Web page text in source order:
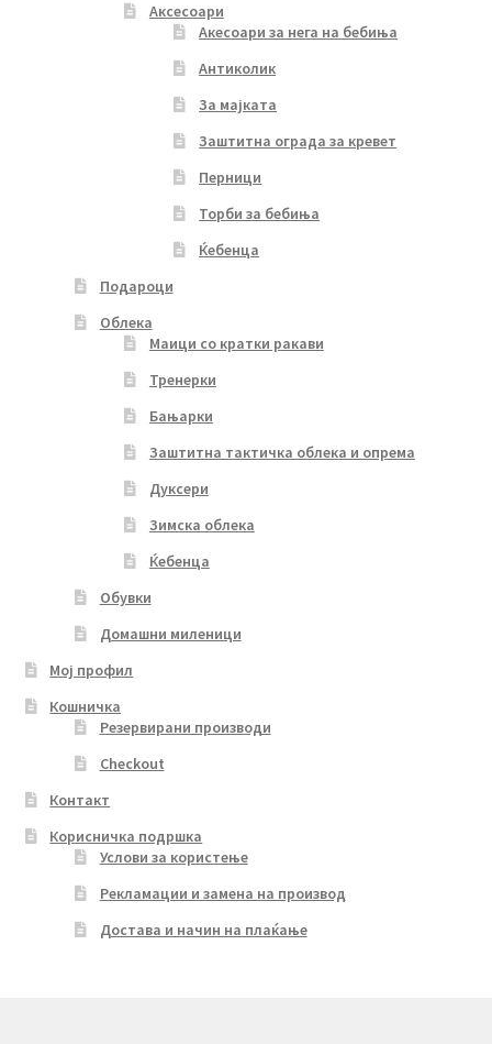
Аксесоари
Акесоари за нега на бебиња
Антиколик
За мајката
Заштитна ограда за кревет
Перници
Торби за бебиња
Ќебенца
Подароци
Облека
Маици со кратки ракави
Тренерки
Бањарки
Заштитна тактичка облека и опрема
Дуксери
Зимска облека
Ќебенца
Обувки
Домашни миленици
Мој профил
Кошничка
Резервирани производи
Checkout
Контакт
Корисничка подршка
Услови за користење
Рекламации и замена на производ
Достава и начин на плаќање